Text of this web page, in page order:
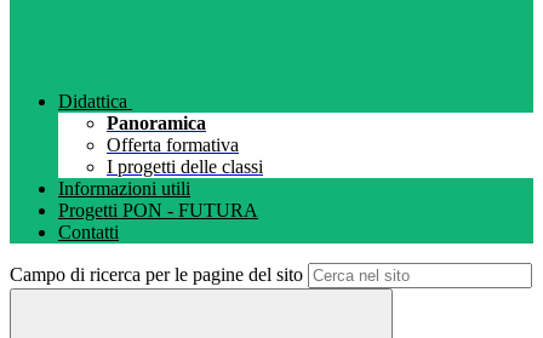
Didattica
Panoramica
Offerta formativa
I progetti delle classi
Informazioni utili
Progetti PON - FUTURA
Contatti
Campo di ricerca per le pagine del sito